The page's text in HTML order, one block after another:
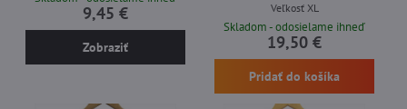
9,45 €
Zobraziť
Veľkosť XL
Skladom - odosielame ihneď
19,50 €
Pridať do košíka